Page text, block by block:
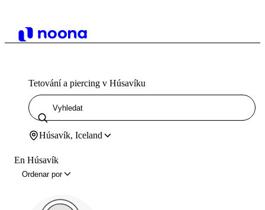
Tetování a piercing v Húsavíku
Húsavík, Iceland
En Húsavík
Ordenar por